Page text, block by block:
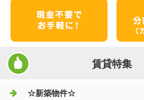
賃貸特集
☆新築物件☆